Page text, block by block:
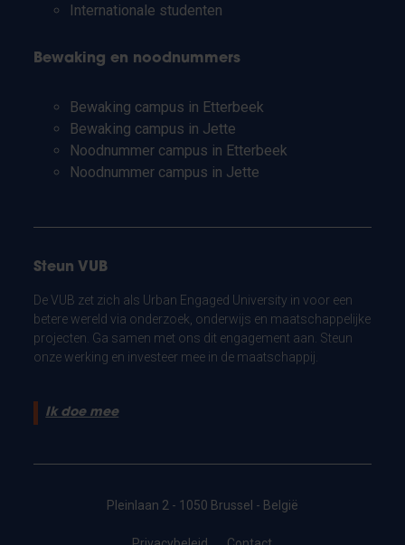
Internationale studenten
Bewaking en noodnummers
Bewaking campus in Etterbeek
Bewaking campus in Jette
Noodnummer campus in Etterbeek
Noodnummer campus in Jette
Steun VUB
De VUB zet zich als Urban Engaged University in voor een
betere wereld via onderzoek, onderwijs en maatschappelijke
projecten. Ga samen met ons dit engagement aan. Steun
onze werking en investeer mee in de maatschappij.
Ik doe mee
Pleinlaan 2 - 1050 Brussel - België